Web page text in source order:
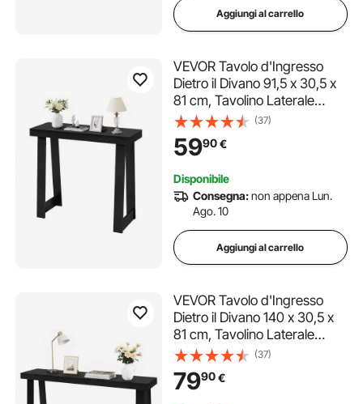
Aggiungi al carrello
VEVOR Tavolo d'Ingresso
Dietro il Divano 91,5 x 30,5 x
81 cm, Tavolino Laterale
Rettangolare in Pannello
Multistrato per Corridoio,
Camera da Letto, Soggiorno,
Nero
(37)
5990€
Disponibile
Consegna:non appena Lun.
Ago. 10
Aggiungi al carrello
VEVOR Tavolo d'Ingresso
Dietro il Divano 140 x 30,5 x
81 cm, Tavolino Laterale
Rettangolare in Pannello
Multistrato per Corridoio,
Camera da Letto, Soggiorno,
(37)
7990€